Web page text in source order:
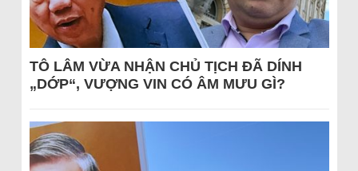
TÔ LÂM VỪA NHẬN CHỦ TỊCH ĐÃ DÍNH
„DỚP“, VƯỢNG VIN CÓ ÂM MƯU GÌ?